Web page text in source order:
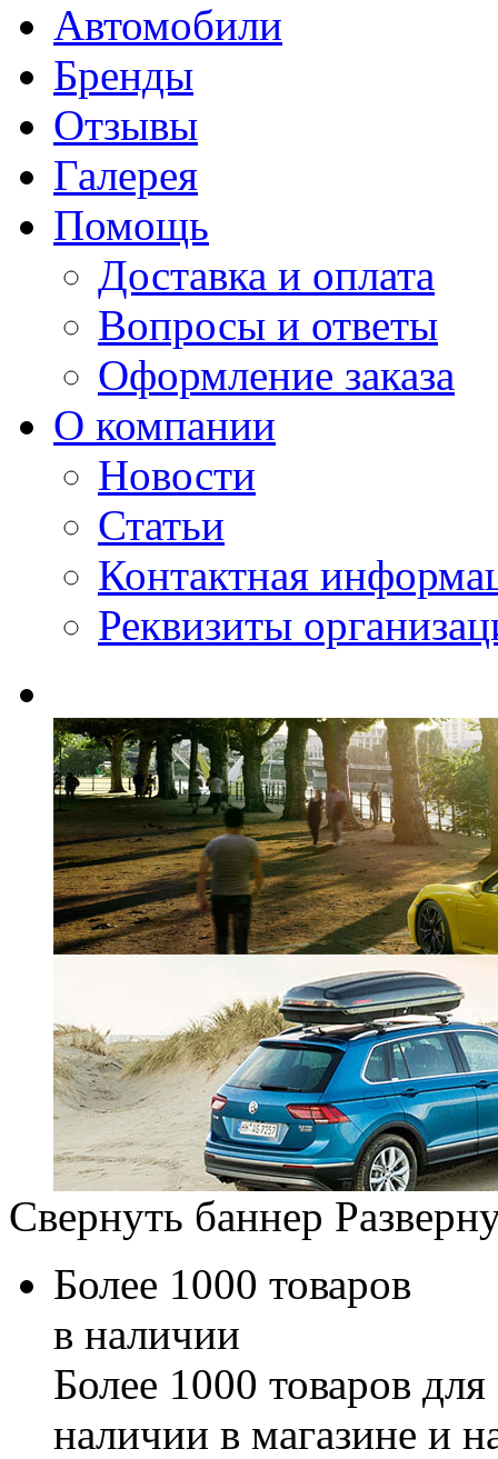
Автомобили
Бренды
Отзывы
Галерея
Помощь
Доставка и оплата
Вопросы и ответы
Оформление заказа
О компании
Новости
Статьи
Контактная
Реквизиты
Свернуть баннер
Более 1000 товаров
в наличии
Более 1000 товаров
наличии в магазине и